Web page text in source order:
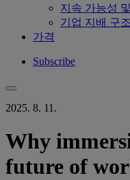
지속 가능성
기업 지배 구조
가격
Subscribe
2025. 8. 11.
Why
future of